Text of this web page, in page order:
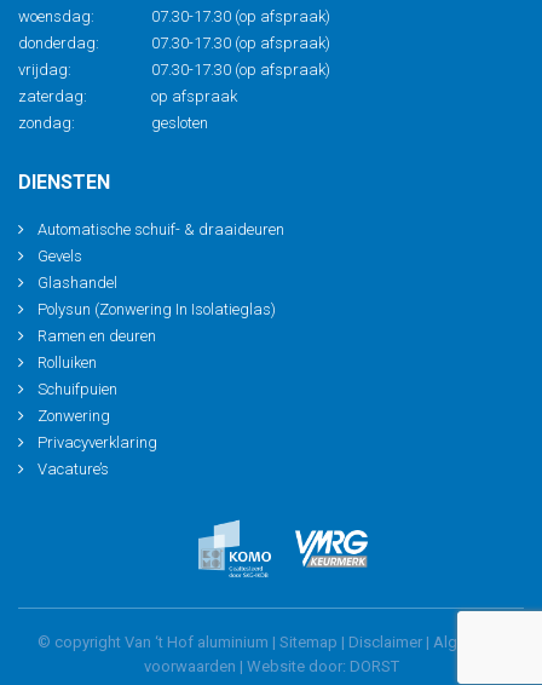
woensdag:
07.30-17.30 (op afspraak)
donderdag:
07.30-17.30 (op afspraak)
vrijdag:
07.30-17.30 (op afspraak)
zaterdag:
op afspraak
zondag:
gesloten
DIENSTEN
Automatische schuif- & draaideuren
Gevels
Glashandel
Polysun (Zonwering In Isolatieglas)
Ramen en deuren
Rolluiken
Schuifpuien
Zonwering
Privacyverklaring
Vacature’s
© copyright Van ‘t Hof aluminium | Sitemap | Disclaimer | Algemene
voorwaarden | Website door: DORST